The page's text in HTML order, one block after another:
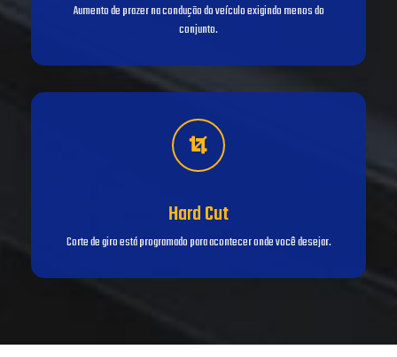
Aumento de prazer na condução do veículo exigindo menos do
conjunto.
Hard Cut
Corte de giro está programado para acontecer onde você desejar.